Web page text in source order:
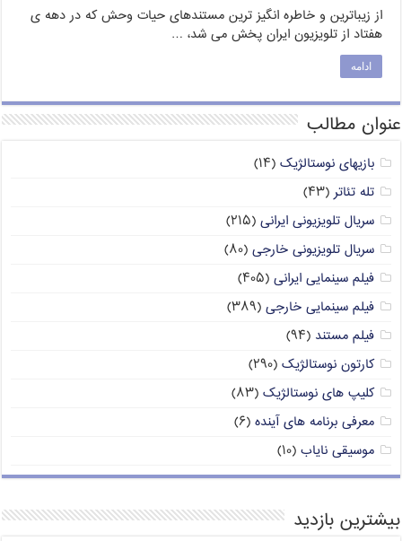
از زیباترین و خاطره انگیز ترین مستندهای حیات وحش که در دهه ی
هفتاد از تلویزیون ایران پخش می شد، …
ادامه
عنوان مطالب
بازیهای نوستالژیک (۱۴)
تله تئاتر(۴۳)
سریال تلویزیونی ایرانی (۲۱۵)
سریال تلویزیونی خارجی (۸۰)
فیلم سینمایی ایرانی (۴۰۵)
فیلم سینمایی خارجی (۳۸۹)
فیلم مستند (۹۴)
کارتون نوستالژیک (۲۹۰)
کلیپ های نوستالژیک (۸۳)
معرفی برنامه های آینده (۶)
موسیقی نایاب (۱۰)
بیشترین بازدید